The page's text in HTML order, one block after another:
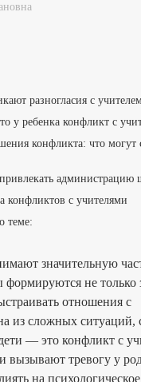
разногласия с
у ребенка конфликт с
конфликта: что могут
администрацию
конфликтов с учителями
теме:
значительную
формируются не только
отношения с
сложных ситуаций,
— это конфликт с
вызывают тревогу у
на